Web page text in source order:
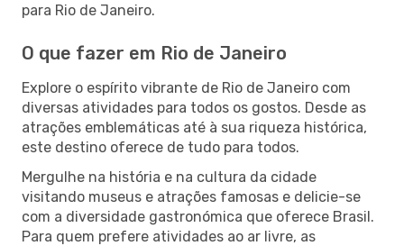
para Rio de Janeiro.
O que fazer em Rio de Janeiro
Explore o espírito vibrante de Rio de Janeiro com
diversas atividades para todos os gostos. Desde as
atrações emblemáticas até à sua riqueza histórica,
este destino oferece de tudo para todos.
Mergulhe na história e na cultura da cidade
visitando museus e atrações famosas e delicie-se
com a diversidade gastronómica que oferece Brasil.
Para quem prefere atividades ao ar livre, as